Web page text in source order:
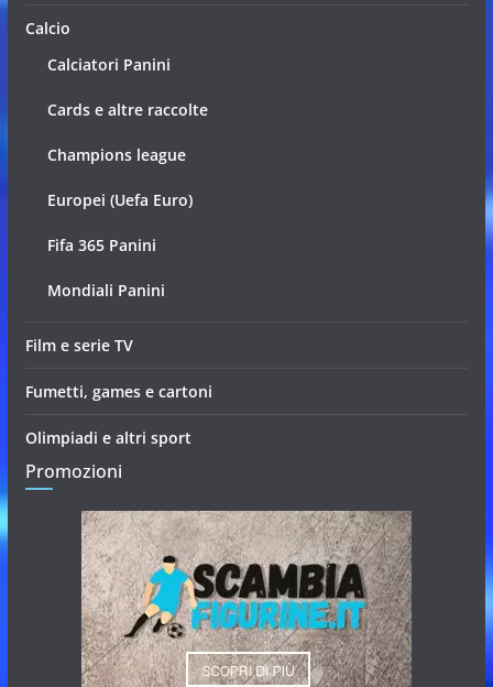
Calcio
Calciatori Panini
Cards e altre raccolte
Champions league
Europei (Uefa Euro)
Fifa 365 Panini
Mondiali Panini
Film e serie TV
Fumetti, games e cartoni
Olimpiadi e altri sport
Promozioni